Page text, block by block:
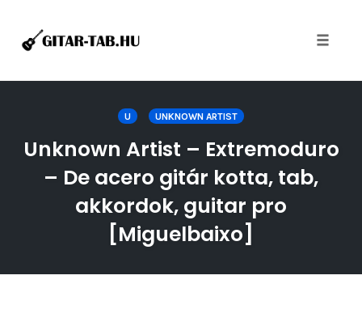
U UNKNOWN ARTIST
Unknown Artist – Extremoduro
– De acero gitár kotta, tab,
akkordok, guitar pro
[Miguelbaixo]